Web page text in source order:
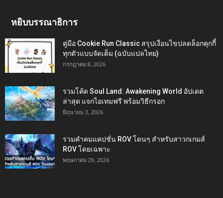
หยิบบรรณาธิการ
คู่มือ Cookie Run Classic สรุปเงื่อนไขปลดล็อกคุกกี้
ทุกตัวแบบจัดเต็ม (ฉบับแปลไทย)
กรกฎาคม 8, 2026
รวมโค้ด Soul Land: Awakening World อัปเดต
ล่าสุด แจกไอเทมฟรี พร้อมวิธีกรอก
มิถุนายน 3, 2026
รวมคำคมแคปชั่น ROV โดนๆ สำหรับสาวกเกมส์
ROV โดยเฉพาะ
พฤษภาคม 29, 2026